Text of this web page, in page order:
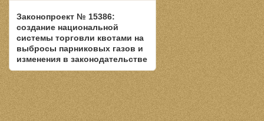
Законопроект № 15386:
создание национальной
системы торговли квотами на
выбросы парниковых газов и
изменения в законодательстве